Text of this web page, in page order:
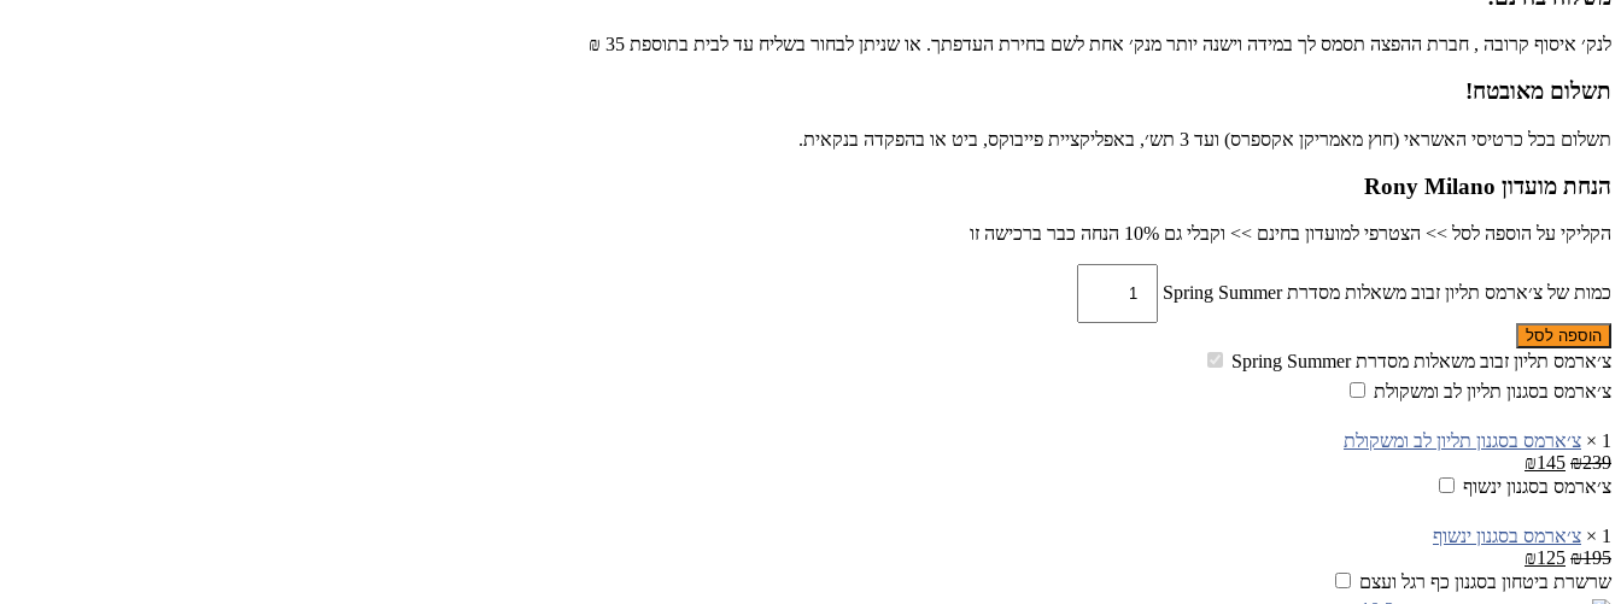
לנק׳ איסוף קרובה , חברת ההפצה תסמס לך במידה וישנה יותר מנק׳ אחת לשם בחירת העדפתך. או שניתן לבחור בשליח עד לבית בתוספת 35 ₪
תשלום מאובטח!
תשלום בכל כרטיסי האשראי (חוץ מאמריקן אקספרס) ועד 3 תש׳, באפליקציית פייבוקס, ביט או בהפקדה בנקאית.
הנחת מועדון Rony Milano
הקליקי על הוספה לסל >> הצטרפי למועדון בחינם >> וקבלי גם 10% הנחה כבר ברכישה זו
כמות של צ׳ארמס תליון זבוב משאלות מסדרת Spring Summer
הוספה לסל
צ׳ארמס תליון זבוב משאלות מסדרת Spring Summer
צ׳ארמס בסגנון תליון לב ומשקולת
1
× צ׳ארמס בסגנון תליון לב ומשקולת
₪239
₪145
צ׳ארמס בסגנון ינשוף
1
× צ׳ארמס בסגנון ינשוף
₪195
₪125
שרשרת ביטחון בסגנון כף רגל ועצם